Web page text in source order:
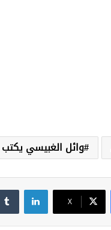
وائل الغبيسي يكتب
‫X
لينكدإن